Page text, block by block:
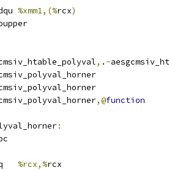
%xmm1,(%rcx)
, . -
aesgcmsiv_polyval_horner
,@function
:
%rcx,%rcx